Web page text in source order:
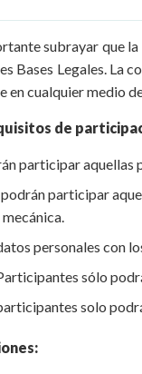
subrayar que
Bases Legales. La
en cualquier medio
de
participar aquellas
participar
mecánica.
personales con
sólo
solo